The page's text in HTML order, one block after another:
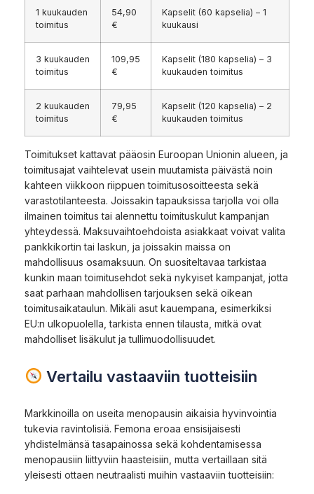
1 kuukauden
toimitus
54,90
€
Kapselit (60 kapselia) – 1
kuukausi
3 kuukauden
toimitus
109,95
€
Kapselit (180 kapselia) – 3
kuukauden toimitus
2 kuukauden
toimitus
79,95
€
Kapselit (120 kapselia) – 2
kuukauden toimitus
Toimitukset kattavat pääosin Euroopan Unionin alueen, ja
toimitusajat vaihtelevat usein muutamista päivästä noin
kahteen viikkoon riippuen toimitusosoitteesta sekä
varastotilanteesta. Joissakin tapauksissa tarjolla voi olla
ilmainen toimitus tai alennettu toimituskulut kampanjan
yhteydessä. Maksuvaihtoehdoista asiakkaat voivat valita
pankkikortin tai laskun, ja joissakin maissa on
mahdollisuus osamaksuun. On suositeltavaa tarkistaa
kunkin maan toimitusehdot sekä nykyiset kampanjat, jotta
saat parhaan mahdollisen tarjouksen sekä oikean
toimitusaikataulun. Mikäli asut kauempana, esimerkiksi
EU:n ulkopuolella, tarkista ennen tilausta, mitkä ovat
mahdolliset lisäkulut ja tullimuodollisuudet.
Vertailu vastaaviin tuotteisiin
Markkinoilla on useita menopausin aikaisia hyvinvointia
tukevia ravintolisiä. Femona eroaa ensisijaisesti
yhdistelmänsä tasapainossa sekä kohdentamisessa
menopausiin liittyviin haasteisiin, mutta vertaillaan sitä
yleisesti ottaen neutraalisti muihin vastaaviin tuotteisiin: